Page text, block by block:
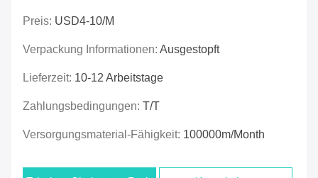
Preis: USD4-10/M
Verpackung Informationen: Ausgestopft
Lieferzeit: 10-12 Arbeitstage
Zahlungsbedingungen: T/T
Versorgungsmaterial-Fähigkeit: 100000m/Month